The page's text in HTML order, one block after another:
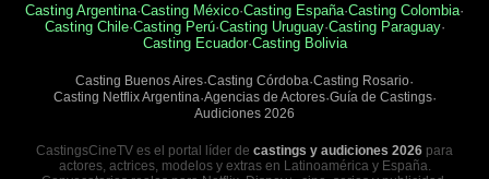
Casting Argentina·Casting México·Casting España·Casting Colombia·
Casting Chile·Casting Perú·Casting Uruguay·Casting Paraguay·
Casting Ecuador·Casting Bolivia
Casting Buenos Aires·Casting Córdoba·Casting Rosario·
Casting Netflix Argentina·Agencias de Actores·Guía de Castings·
Audiciones 2026
CastingsCineTV es el portal líder de castings y audiciones 2026 para
actores, actrices, modelos y extras en Latinoamérica y España.